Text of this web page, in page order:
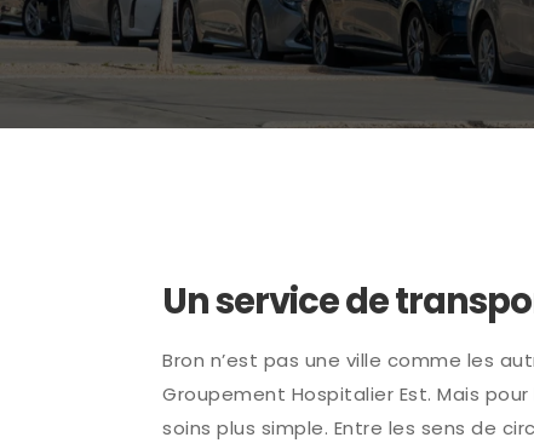
Un service de
Bron n’est pas une ville comme les
Groupement Hospitalier Est. Mais
soins plus simple. Entre les sens de